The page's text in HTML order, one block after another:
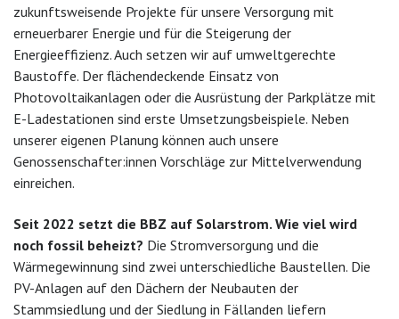
zukunftsweisende Projekte für unsere Versorgung mit
erneuerbarer Energie und für die Steigerung der
Energieeffizienz. Auch setzen wir auf umweltgerechte
Baustoffe. Der flächendeckende Einsatz von
Photovoltaikanlagen oder die Ausrüstung der Parkplätze mit
E-Ladestationen sind erste Umsetzungsbeispiele. Neben
unserer eigenen Planung können auch unsere
Genossenschafter:innen Vorschläge zur Mittelverwendung
einreichen.
Seit 2022 setzt die BBZ auf Solarstrom. Wie viel wird
noch fossil beheizt? Die Stromversorgung und die
Wärmegewinnung sind zwei unterschiedliche Baustellen. Die
PV-Anlagen auf den Dächern der Neubauten der
Stammsiedlung und der Siedlung in Fällanden liefern